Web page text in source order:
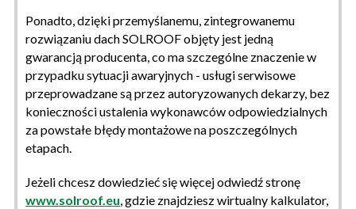
Ponadto, dzięki przemyślanemu, zintegrowanemu
rozwiązaniu dach SOLROOF objęty jest jedną
gwarancją producenta, co ma szczególne znaczenie w
przypadku sytuacji awaryjnych - usługi serwisowe
przeprowadzane są przez autoryzowanych dekarzy, bez
konieczności ustalenia wykonawców odpowiedzialnych
za powstałe błędy montażowe na poszczególnych
etapach.
Jeżeli chcesz dowiedzieć się więcej odwiedź stronę
www.solroof.eu, gdzie znajdziesz wirtualny kalkulator,